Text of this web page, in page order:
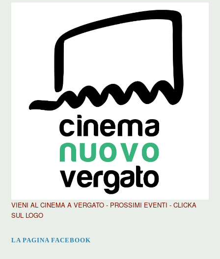
VIENI AL CINEMA A VERGATO - PROSSIMI EVENTI - CLICKA
SUL LOGO
LA PAGINA FACEBOOK